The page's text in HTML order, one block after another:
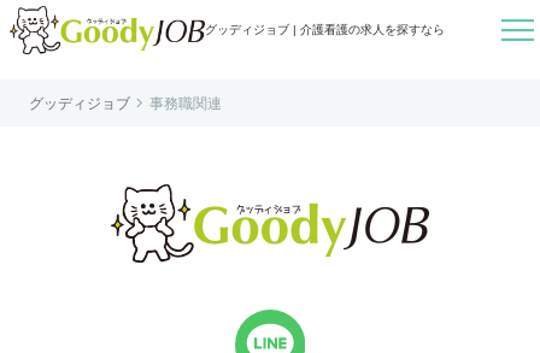
グッディジョブ | 介護看護の求人を探すなら 
運営会社案内
お知らせ
グッディジョブ  事務職関連